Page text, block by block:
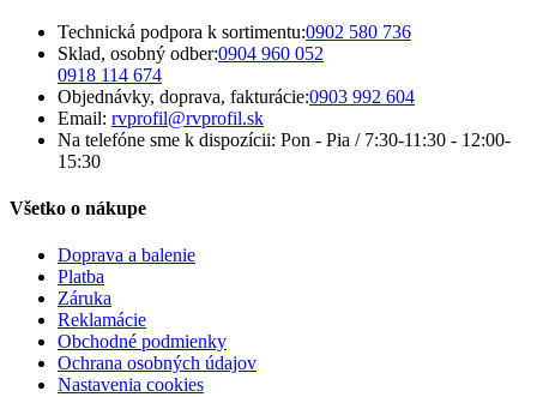
Technická podpora k sortimentu:0902 580 736
Sklad, osobný odber:0904 960 052
0918 114 674
Objednávky, doprava, fakturácie:0903 992 604
Email: rvprofil@rvprofil.sk
Na telefóne sme k dispozícii: Pon - Pia / 7:30-11:30 - 12:00-
15:30
Všetko o nákupe
Doprava a balenie
Platba
Záruka
Reklamácie
Obchodné podmienky
Ochrana osobných údajov
Nastavenia cookies